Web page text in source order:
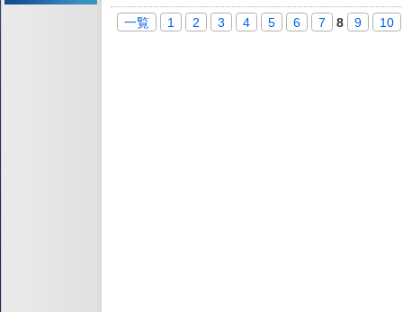
一覧 1 2 3 4 5 6 7 8 9 10